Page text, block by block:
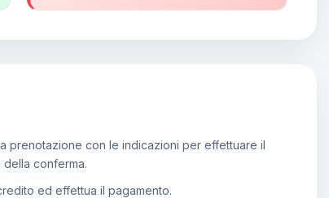
prenotazione con le indicazioni per effettuare il
conferma.
ed effettua il pagamento.